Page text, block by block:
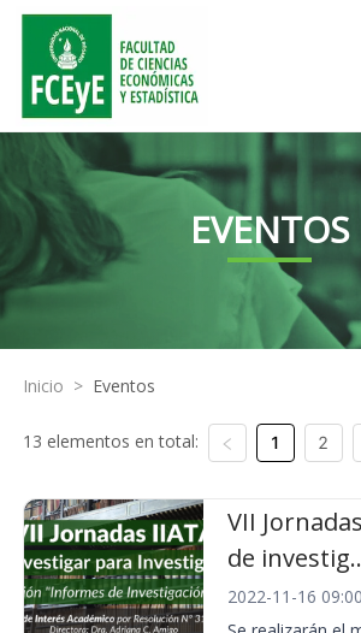
EVENTOS
Inicio > Eventos
13 elementos en total: 1 2
VII
de
2022-11-16